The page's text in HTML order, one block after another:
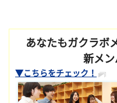
あなたもガクラボ
新メン
▼こちらをチェック！